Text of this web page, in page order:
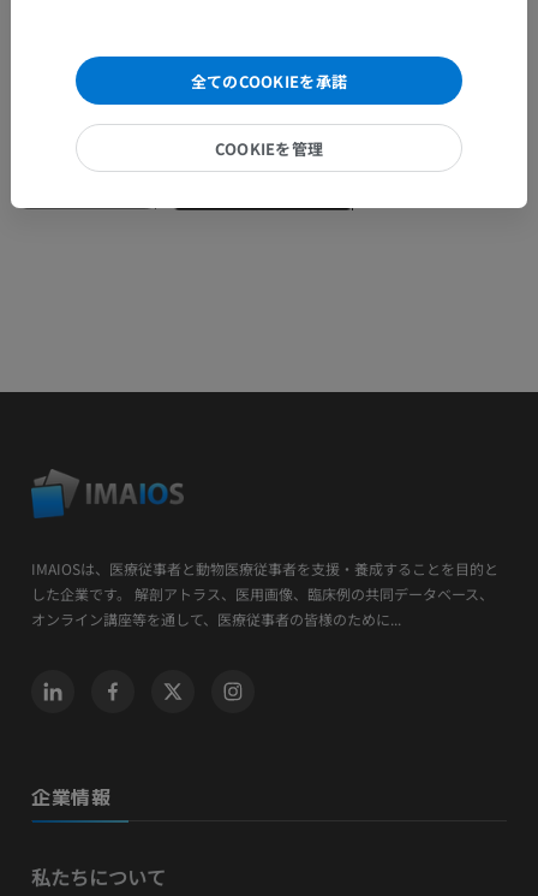
アプリを入手
IMAIOSは、医療従事者と動物医療従事者を支援・養成することを目的と
した企業です。 解剖アトラス、医用画像、臨床例の共同データベース、
オンライン講座等を通して、医療従事者の皆様のために...
企業情報
私たちについて
全てのCOOKIEを承諾
COOKIEを管理